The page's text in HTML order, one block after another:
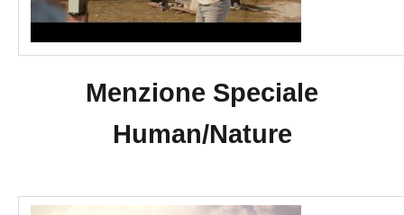
Menzione Speciale
Human/Nature